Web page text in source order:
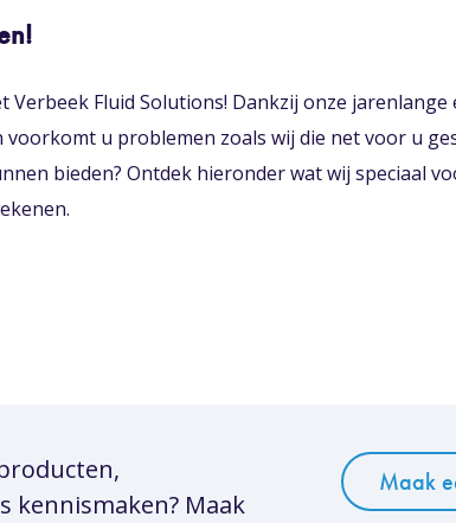
Verbeek Fluid Solutions! Dankzij onze jarenlange
u problemen zoals wij die net voor u
bieden? Ontdek hieronder wat wij speciaal
kennismaken? Maak
Maak